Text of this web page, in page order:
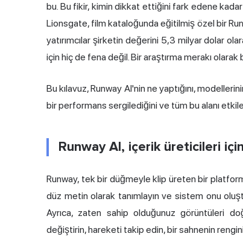
bu. Bu fikir, kimin dikkat ettiğini fark edene
Lionsgate, film kataloğunda eğitilmiş özel bir
yatırımcılar şirketin değerini 5,3 milyar dolar
için hiç de fena değil. Bir araştırma merakı olarak
Bu kılavuz, Runway AI'nin ne yaptığını,
bir performans sergilediğini ve tüm bu alanı
Runway AI, içerik üreticileri
Runway, tek bir düğmeyle klip üreten bir
düz metin olarak tanımlayın ve sistem onu
Ayrıca, zaten sahip olduğunuz görüntüleri
değiştirin, hareketi takip edin, bir sahnenin